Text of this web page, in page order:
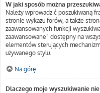
W jaki sposób można
Należy wprowadzić poszukiwaną
stronie wykazu forów, a także
zaawansowanych funkcji
zaawansowane” dostępny na
elementów sterujących
używanego stylu.
Na górę
Dlaczego moje wyszukiwanie